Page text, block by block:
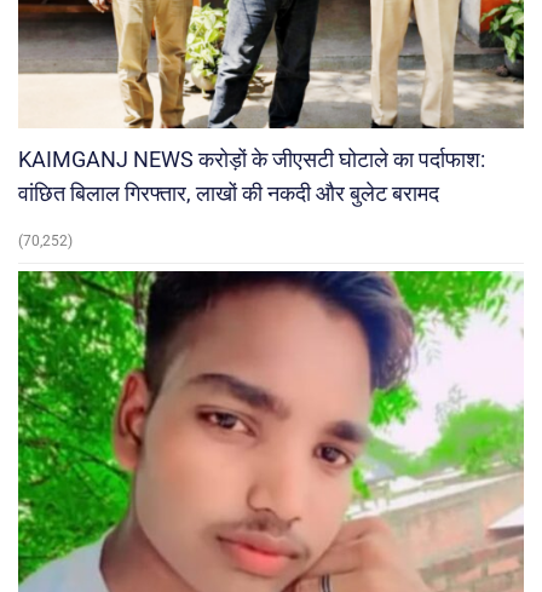
KAIMGANJ NEWS करोड़ों के जीएसटी घोटाले का पर्दाफाश:
वांछित बिलाल गिरफ्तार, लाखों की नकदी और बुलेट बरामद
(70,252)